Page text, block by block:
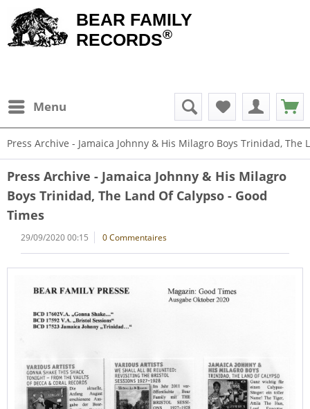
BEAR FAMILY
RECORDS®
Menu
Press Archive - Jamaica Johnny & His Milagro Boys Trinidad, The
Press Archive - Jamaica Johnny & His Milagro
Boys Trinidad, The Land Of Calypso - Good
Times
29/09/2020 00:15 0 Commentaires